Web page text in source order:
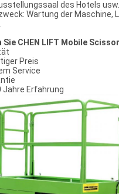
des Hotels usw.
Wartung der Maschine,
Sie CHEN LIFT Mobile
Preis
Service
Jahre Erfahrung